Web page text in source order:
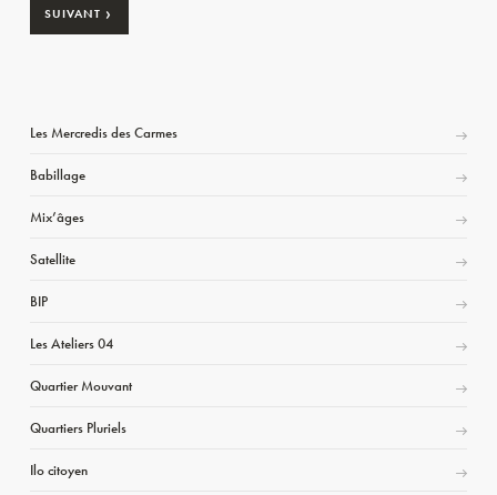
SUIVANT ›
Les Mercredis des Carmes
Babillage
Mix’âges
Satellite
BIP
Les Ateliers 04
Quartier Mouvant
Quartiers Pluriels
Ilo citoyen